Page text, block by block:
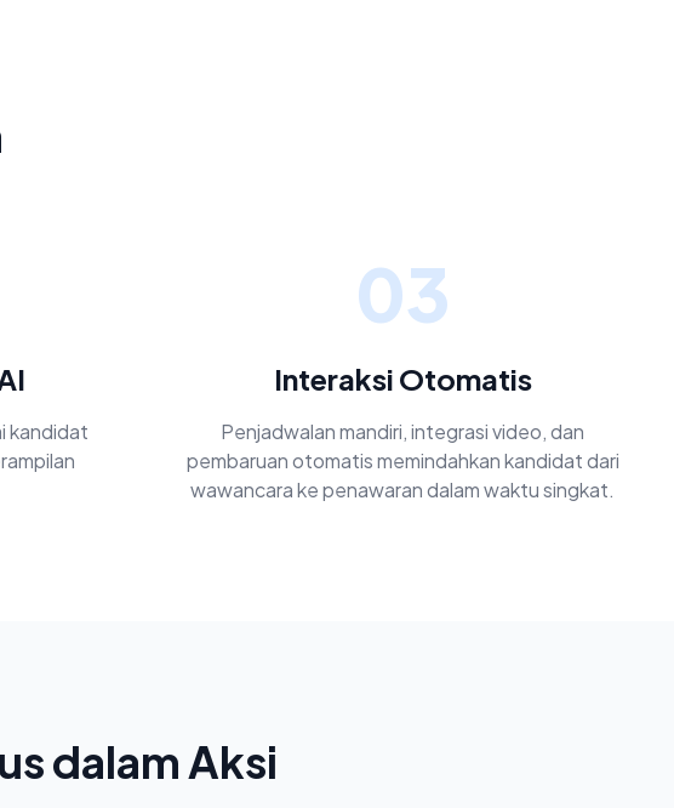
kandidat
03
Interaksi Otomatis
Penjadwalan mandiri, integrasi video, dan
pembaruan otomatis memindahkan kandidat dari
wawancara ke penawaran dalam waktu singkat.
dalam Aksi